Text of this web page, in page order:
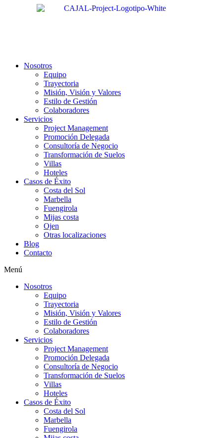
Nosotros
Equipo
Trayectoria
Misión, Visión y Valores
Estilo de Gestión
Colaboradores
Servicios
Project Management
Promoción Delegada
Consultoría de Negocio
Transformación de Suelos
Villas
Hoteles
Casos de Éxito
Costa del Sol
Marbella
Fuengirola
Mijas costa
Ojen
Otras localizaciones
Blog
Contacto
Menú
Nosotros
Equipo
Trayectoria
Misión, Visión y Valores
Estilo de Gestión
Colaboradores
Servicios
Project Management
Promoción Delegada
Consultoría de Negocio
Transformación de Suelos
Villas
Hoteles
Casos de Éxito
Costa del Sol
Marbella
Fuengirola